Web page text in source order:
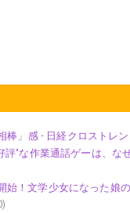
棒」感 - 日経クロストレン
"な作業通話ゲーは、な
！文学少女になった娘